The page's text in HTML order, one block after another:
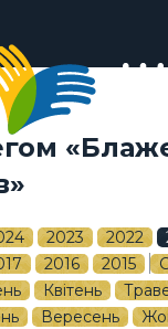
2023 2022
2016 2015
Квітень
Вересень